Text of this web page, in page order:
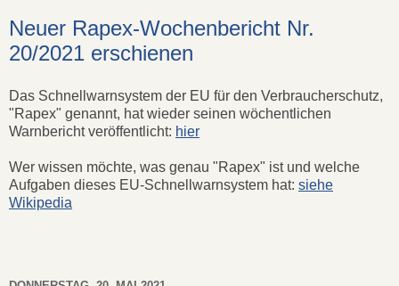
Neuer Rapex-Wochenbericht Nr.
20/2021 erschienen
Das Schnellwarnsystem der EU für den Verbraucherschutz,
"Rapex" genannt, hat wieder seinen wöchentlichen
Warnbericht veröffentlicht: hier
Wer wissen möchte, was genau "Rapex" ist und welche
Aufgaben dieses EU-Schnellwarnsystem hat: siehe
Wikipedia